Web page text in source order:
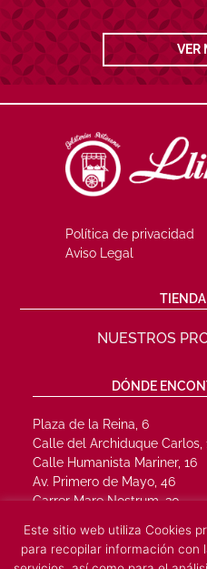
VER
Política de privacidad
Aviso Legal
TIENDA
NUESTROS
DÓNDE
Plaza de la Reina, 6
Calle del Archiduque Carlos,
Calle Humanista Mariner, 16
Av. Primero de Mayo, 46
Carrer Mare Nostrum, 30
Passeig L’Alguer, 9
Plaza de la Libertad, 1
Este sitio web utiliza Cookies
para recopilar información con